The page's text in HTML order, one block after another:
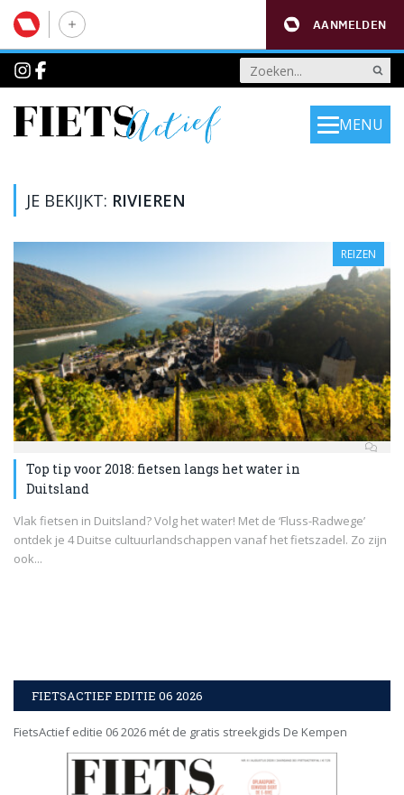
AANMELDEN
MENU
JE BEKIJKT: RIVIEREN
REIZEN
Top tip voor 2018: fietsen langs het water in
Duitsland
Vlak fietsen in Duitsland? Volg het water! Met de ‘Fluss-Radwege’
ontdek je 4 Duitse cultuurlandschappen vanaf het fietszadel. Zo zijn
ook...
FIETSACTIEF EDITIE 06 2026
FietsActief editie 06 2026 mét de gratis streekgids De Kempen